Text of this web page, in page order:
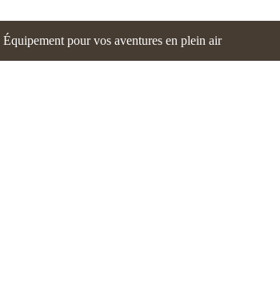
Équipement pour vos aventures en plein air